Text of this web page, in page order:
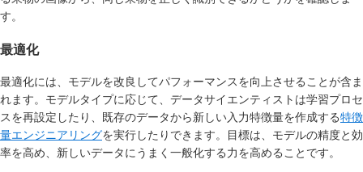
す。
最適化
最適化には、モデルを改良してパフォーマンスを向上させることが含ま
れます。モデルタイプに応じて、データサイエンティストは学習プロセ
スを再設定したり、既存のデータから新しい入力特徴量を作成する特徴
量エンジニアリングを実行したりできます。目標は、モデルの精度と効
率を高め、新しいデータにうまく一般化する力を高めることです。